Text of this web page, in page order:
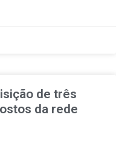
de três
da rede